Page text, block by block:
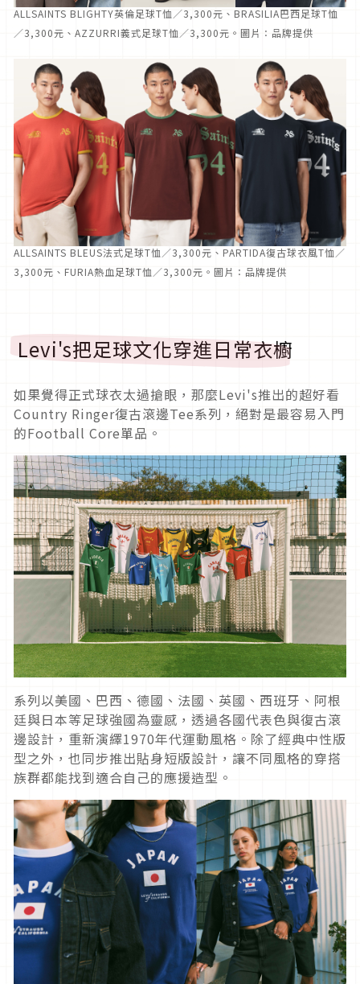
ALLSAINTS BLIGHTY英倫足球T恤／3,300元、BRASILIA巴西足球T恤
／3,300元、AZZURRI義式足球T恤／3,300元。圖片：品牌提供
ALLSAINTS BLEUS法式足球T恤／3,300元、PARTIDA復古球衣風T恤／
3,300元、FURIA熱血足球T恤／3,300元。圖片：品牌提供
Levi's把足球文化穿進日常衣櫥
如果覺得正式球衣太過搶眼，那麼Levi's推出的超好看
Country Ringer復古滾邊Tee系列，絕對是最容易入門
的Football Core單品。
系列以美國、巴西、德國、法國、英國、西班牙、阿根
廷與日本等足球強國為靈感，透過各國代表色與復古滾
邊設計，重新演繹1970年代運動風格。除了經典中性版
型之外，也同步推出貼身短版設計，讓不同風格的穿搭
族群都能找到適合自己的應援造型。